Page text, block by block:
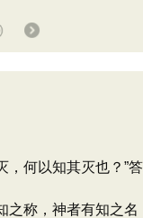
何以知其灭也？”答
称，神者有知之名